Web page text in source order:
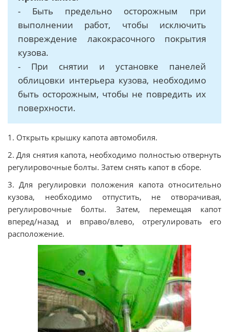
- Быть предельно осторожным при
выполнении работ, чтобы исключить
повреждение лакокрасочного покрытия
кузова.
- При снятии и установке панелей
облицовки интерьера кузова, необходимо
быть осторожным, чтобы не повредить их
поверхности.
1. Открыть крышку капота автомобиля.
2. Для снятия капота, необходимо полностью отвернуть
регулировочные болты. Затем снять капот в сборе.
3. Для регулировки положения капота относительно
кузова, необходимо отпустить, не отворачивая,
регулировочные болты. Затем, перемещая капот
вперед/назад и вправо/влево, отрегулировать его
расположение.